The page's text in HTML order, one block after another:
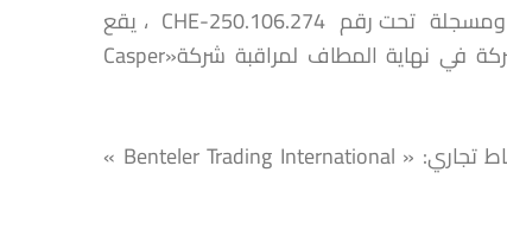
CAB II GmbH» « هي شركة قابضة أسست بموجب القانون السويسري ومسجلة تحت رقم CHE-250.106.274 ، يقع
مقرها الرئيسي بـ Baarerstrasse 131, 6300 Zug,سويسرا . تخضع الشركة في نهاية المطاف لمراقبة شركة«Casper
وتجدر الإشارة إلى أن«Casper Benteler» تتولى مراقبة شركتين ذات نشاط تجاري: « Benteler Trading International »